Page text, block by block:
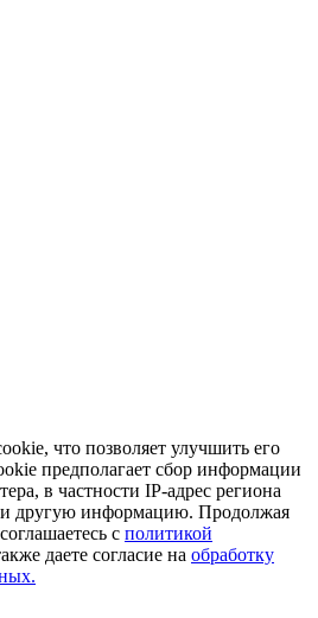
что позволяет улучшить его
предполагает сбор информации
в частности IP-адрес региона
другую информацию. Продолжая
с политикой
даете согласие на обработку